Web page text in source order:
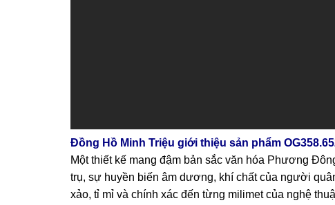
Đồng Hồ Minh Triệu giới thiệu sản phẩm
Một thiết kế mang đậm bản sắc văn hóa Phương
trụ, sự huyền biến âm dương, khí chất của người
xảo, tỉ mỉ và chính xác đến từng milimet của nghệ